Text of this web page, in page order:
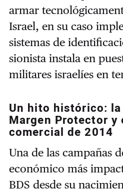
armar
Israel, en su caso
sistemas de
sionista instala en
militares israelíes en
Un hito histórico: la
Margen Protector y
comercial de 2014
Una de las campañas
económico más
BDS desde su